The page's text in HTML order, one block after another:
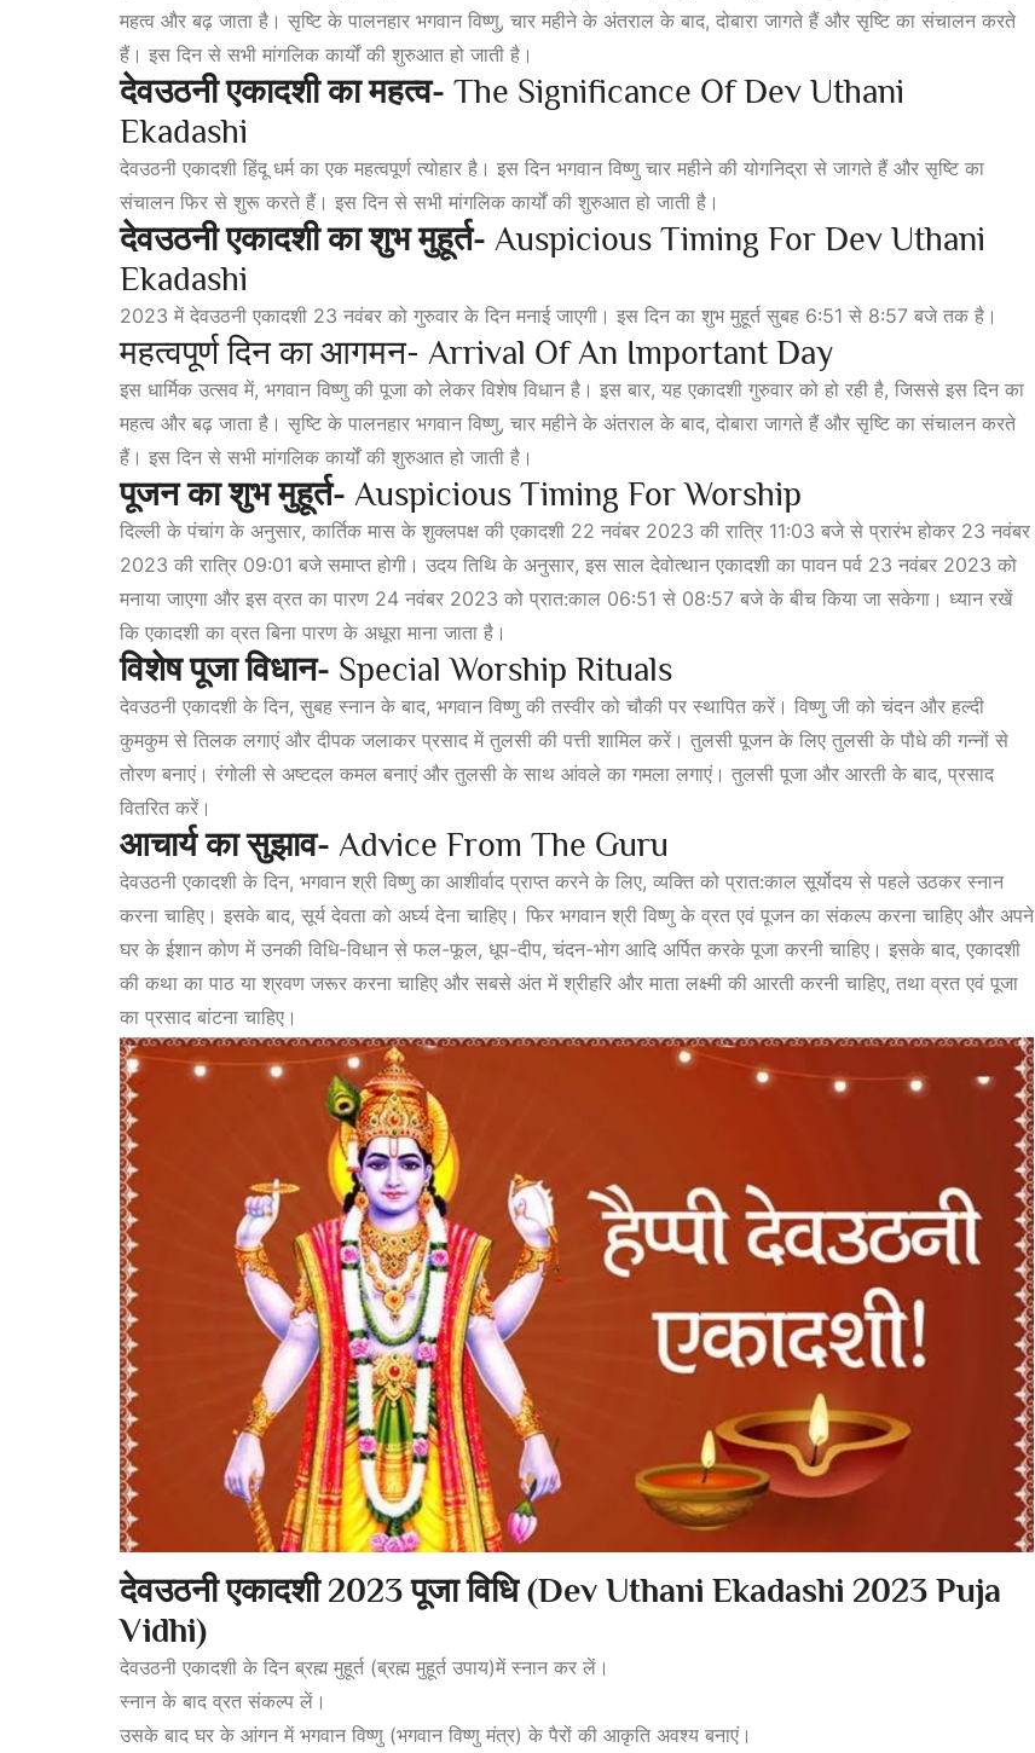
महत्व और बढ़ जाता है। सृष्टि के पालनहार भगवान विष्णु, चार महीने के अंतराल के बाद, दोबारा जागते हैं और सृष्टि का संचालन करते
हैं। इस दिन से सभी मांगलिक कार्यों की शुरुआत हो जाती है।
देवउठनी एकादशी का महत्व- The Significance Of Dev Uthani
Ekadashi
देवउठनी एकादशी हिंदू धर्म का एक महत्वपूर्ण त्योहार है। इस दिन भगवान विष्णु चार महीने की योगनिद्रा से जागते हैं और सृष्टि का
संचालन फिर से शुरू करते हैं। इस दिन से सभी मांगलिक कार्यों की शुरुआत हो जाती है।
देवउठनी एकादशी का शुभ मुहूर्त- Auspicious Timing For Dev Uthani
Ekadashi
2023 में देवउठनी एकादशी 23 नवंबर को गुरुवार के दिन मनाई जाएगी। इस दिन का शुभ मुहूर्त सुबह 6:51 से 8:57 बजे तक है।
महत्वपूर्ण दिन का आगमन- Arrival Of An Important Day
इस धार्मिक उत्सव में, भगवान विष्णु की पूजा को लेकर विशेष विधान है। इस बार, यह एकादशी गुरुवार को हो रही है, जिससे इस दिन का
महत्व और बढ़ जाता है। सृष्टि के पालनहार भगवान विष्णु, चार महीने के अंतराल के बाद, दोबारा जागते हैं और सृष्टि का संचालन करते
हैं। इस दिन से सभी मांगलिक कार्यों की शुरुआत हो जाती है।
पूजनकाशुभमुहूर्त- Auspicious Timing For Worship
दिल्ली के पंचांग के अनुसार, कार्तिक मास के शुक्लपक्ष की एकादशी 22 नवंबर 2023 की रात्रि 11:03 बजे से प्रारंभ होकर 23 नवंबर
2023 की रात्रि 09:01 बजे समाप्त होगी। उदय तिथि के अनुसार, इस साल देवोत्थान एकादशी का पावन पर्व 23 नवंबर 2023 को
मनाया जाएगा और इस व्रत का पारण 24 नवंबर 2023 को प्रात:काल 06:51 से 08:57 बजे के बीच किया जा सकेगा। ध्यान रखें
कि एकादशी का व्रत बिना पारण के अधूरा माना जाता है।
विशेषपूजाविधान- Special Worship Rituals
देवउठनी एकादशी के दिन, सुबह स्नान के बाद, भगवान विष्णु की तस्वीर को चौकी पर स्थापित करें। विष्णु जी को चंदन और हल्दी
कुमकुम से तिलक लगाएं और दीपक जलाकर प्रसाद में तुलसी की पत्ती शामिल करें। तुलसी पूजन के लिए तुलसी के पौधे की गन्नों से
तोरण बनाएं। रंगोली से अष्टदल कमल बनाएं और तुलसी के साथ आंवले का गमला लगाएं। तुलसी पूजा और आरती के बाद, प्रसाद
वितरित करें।
आचार्यकासुझाव- Advice From The Guru
देवउठनी एकादशी के दिन, भगवान श्री विष्णु का आशीर्वाद प्राप्त करने के लिए, व्यक्ति को प्रात:काल सूर्योदय से पहले उठकर स्नान
करना चाहिए। इसके बाद, सूर्य देवता को अर्घ्य देना चाहिए। फिर भगवान श्री विष्णु के व्रत एवं पूजन का संकल्प करना चाहिए और अपने
घर के ईशान कोण में उनकी विधि-विधान से फल-फूल, धूप-दीप, चंदन-भोग आदि अर्पित करके पूजा करनी चाहिए। इसके बाद, एकादशी
की कथा का पाठ या श्रवण जरूर करना चाहिए और सबसे अंत में श्रीहरि और माता लक्ष्मी की आरती करनी चाहिए, तथा व्रत एवं पूजा
का प्रसाद बांटना चाहिए।
देवउठनीएकादशी 2023पूजाविधि (Dev Uthani Ekadashi 2023 Puja
Vidhi)
देवउठनी एकादशी के दिन ब्रह्म मुहूर्त (ब्रह्म मुहूर्त उपाय)में स्नान कर लें।
स्नान के बाद व्रत संकल्प लें।
उसके बाद घर के आंगन में भगवान विष्णु (भगवान विष्णु मंत्र) के पैरों की आकृति अवश्य बनाएं।